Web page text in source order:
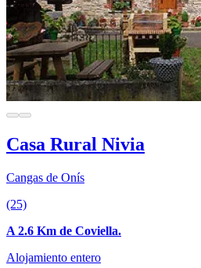
Casa Rural Nivia
Cangas de Onís
(25)
A 2.6 Km de Coviella.
Alojamiento entero